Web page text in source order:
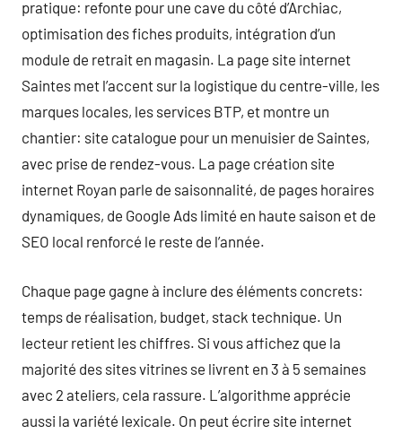
pratique: refonte pour une cave du côté d’Archiac,
optimisation des fiches produits, intégration d’un
module de retrait en magasin. La page site internet
Saintes met l’accent sur la logistique du centre-ville, les
marques locales, les services BTP, et montre un
chantier: site catalogue pour un menuisier de Saintes,
avec prise de rendez-vous. La page création site
internet Royan parle de saisonnalité, de pages horaires
dynamiques, de Google Ads limité en haute saison et de
SEO local renforcé le reste de l’année.
Chaque page gagne à inclure des éléments concrets:
temps de réalisation, budget, stack technique. Un
lecteur retient les chiffres. Si vous affichez que la
majorité des sites vitrines se livrent en 3 à 5 semaines
avec 2 ateliers, cela rassure. L’algorithme apprécie
aussi la variété lexicale. On peut écrire site internet